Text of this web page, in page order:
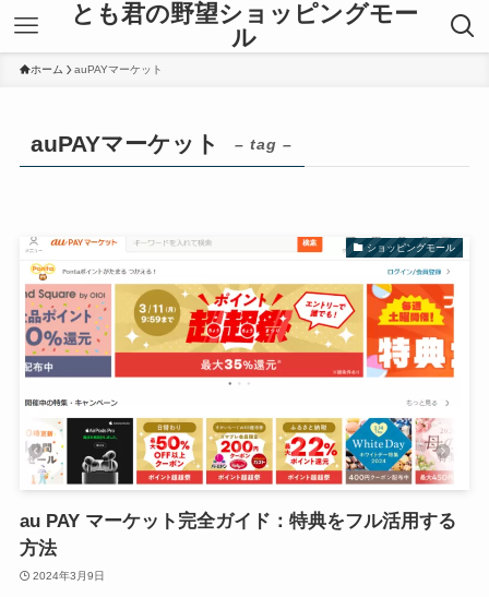
とも君の野望ショッピングモー
ル
ホーム auPAYマーケット
auPAYマーケット – tag –
ショッピングモール
au PAY マーケット完全ガイド：特典をフル活用する
方法
2024年3月9日